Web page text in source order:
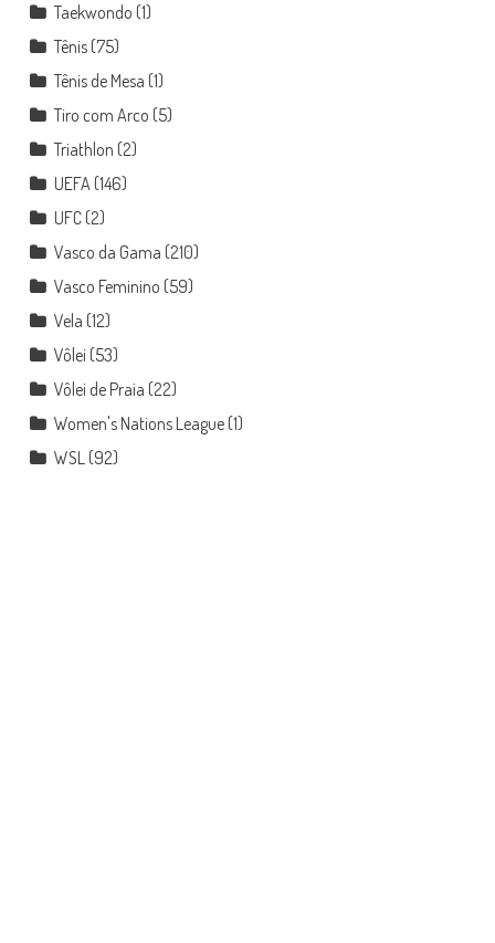
Taekwondo (1)
Tênis(75)
Tênis de Mesa (1)
Tiro com Arco (5)
Triathlon (2)
UEFA(146)
UFC(2)
Vasco da Gama (210)
Vasco Feminino (59)
Vela (12)
Vôlei (53)
Vôlei de Praia (22)
Women's Nations League(1)
WSL(92)